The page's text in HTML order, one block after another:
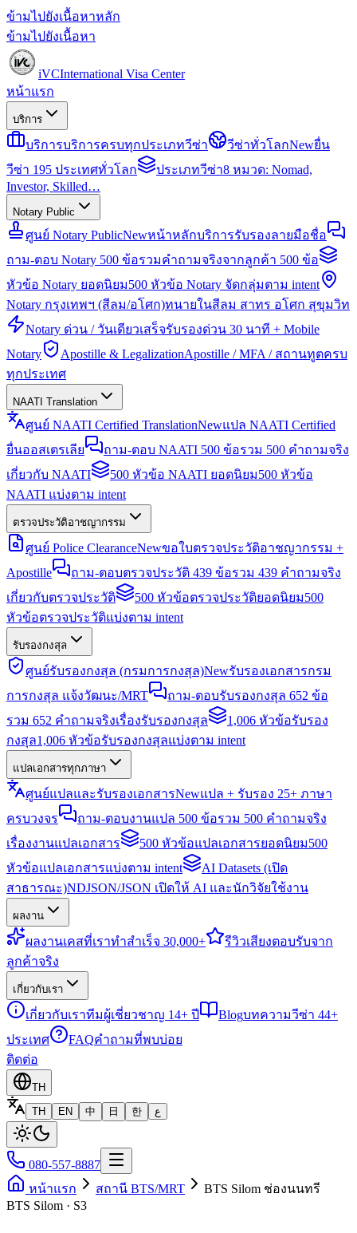
ข้ามไปยังเนื้อหาหลัก
ข้ามไปยังเนื้อหา
iVCInternational Visa Center
หน้าแรก
บริการ
บริการบริการครบทุกประเภทวีซ่า วีซ่าทั่วโลกNewยื่น
วีซ่า 195 ประเทศทั่วโลก
ประเภทวีซ่า8 หมวด: Nomad,
Investor, Skilled…
Notary Public
ศูนย์ Notary PublicNewหน้าหลักบริการรับรองลายมือชื่อ
ถาม-ตอบ Notary 500 ข้อรวมคำถามจริงจากลูกค้า 500 ข้อ
หัวข้อ Notary ยอดนิยม500 หัวข้อ Notary จัดกลุ่มตาม intent
Notary กรุงเทพฯ (สีลม/อโศก)ทนายในสีลม สาทร อโศก สุขุมวิท
Notary ด่วน / วันเดียวเสร็จรับรองด่วน 30 นาที + Mobile
Notary
Apostille & LegalizationApostille / MFA / สถานทูตครบ
ทุกประเทศ
NAATI Translation
ศูนย์ NAATI Certified TranslationNewแปล NAATI Certified
ยื่นออสเตรเลีย
ถาม-ตอบ NAATI 500 ข้อรวม 500 คำถามจริง
เกี่ยวกับ NAATI
500 หัวข้อ NAATI ยอดนิยม500 หัวข้อ
NAATI แบ่งตาม intent
ตรวจประวัติอาชญากรรม
ศูนย์ Police ClearanceNewขอใบตรวจประวัติอาชญากรรม +
Apostille
ถาม-ตอบตรวจประวัติ 439 ข้อรวม 439 คำถามจริง
เกี่ยวกับตรวจประวัติ
500 หัวข้อตรวจประวัติยอดนิยม500
หัวข้อตรวจประวัติแบ่งตาม intent
รับรองกงสุล
ศูนย์รับรองกงสุล (กรมการกงสุล)Newรับรองเอกสารกรม
การกงสุล แจ้งวัฒนะ/MRT
ถาม-ตอบรับรองกงสุล 652 ข้อ
รวม 652 คำถามจริงเรื่องรับรองกงสุล
1,006 หัวข้อรับรอง
กงสุล1,006 หัวข้อรับรองกงสุลแบ่งตาม intent
แปลเอกสารทุกภาษา
ศูนย์แปลและรับรองเอกสารNewแปล + รับรอง 25+ ภาษา
ครบวงจร
ถาม-ตอบงานแปล 500 ข้อรวม 500 คำถามจริง
เรื่องงานแปลเอกสาร
500 หัวข้อแปลเอกสารยอดนิยม500
หัวข้อแปลเอกสารแบ่งตาม intent
AI Datasets (เปิด
สาธารณะ)NDJSON/JSON เปิดให้ AI และนักวิจัยใช้งาน
ผลงาน
ผลงานเคสที่เราทำสำเร็จ 30,000+ รีวิวเสียงตอบรับจาก
ลูกค้าจริง
เกี่ยวกับเรา
เกี่ยวกับเราทีมผู้เชี่ยวชาญ 14+ ปี Blogบทความวีซ่า 44+
ประเทศ
FAQคำถามที่พบบ่อย
ติดต่อ
TH
TH
EN 中 日 한 ع
080-557-8887
หน้าแรก
สถานี BTS/MRT
BTS Silom ช่องนนทรี
BTS Silom · S3